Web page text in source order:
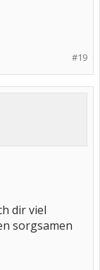
#19
dir viel
sorgsamen